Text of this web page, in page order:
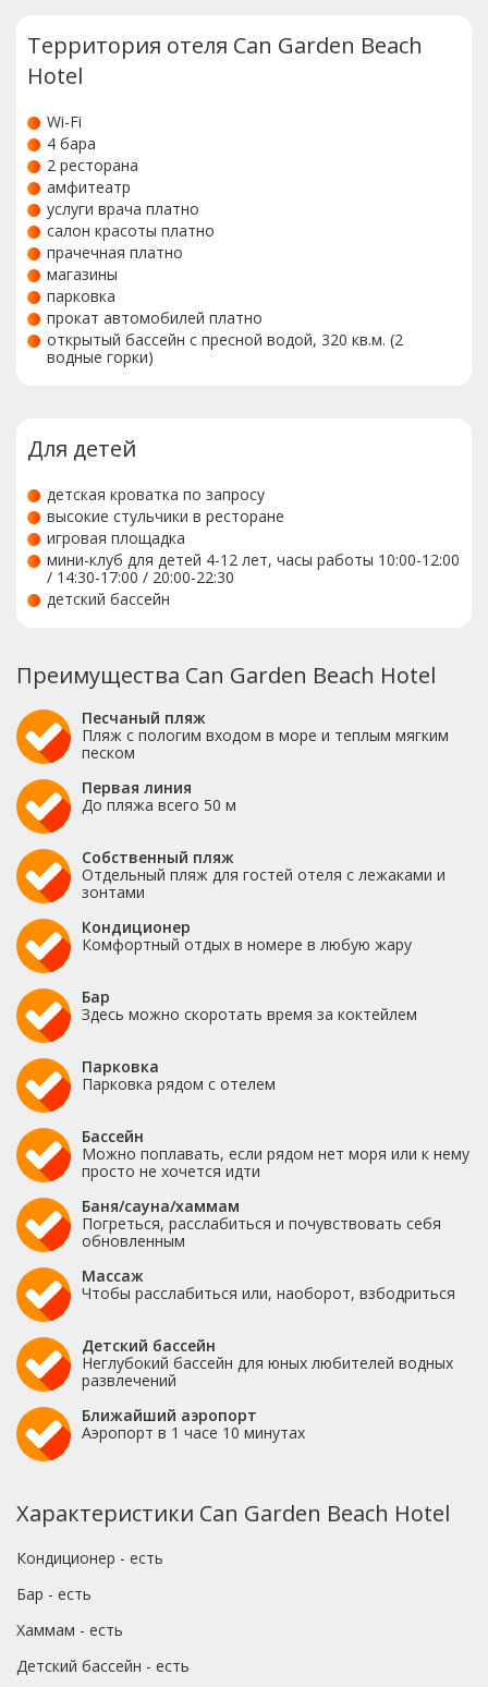
Территория отеля Can Garden Beach
Hotel
Wi-Fi
4 бара
2 ресторана
амфитеатр
услуги врача платно
салон красоты платно
прачечная платно
магазины
парковка
прокат автомобилей платно
открытый бассейн с пресной водой, 320 кв.м. (2
водные горки)
Для детей
детская кроватка по запросу
высокие стульчики в ресторане
игровая площадка
мини-клуб для детей 4-12 лет, часы работы 10:00-12:00
/ 14:30-17:00 / 20:00-22:30
детский бассейн
Преимущества Can Garden Beach Hotel
Песчаный пляж
Пляж с пологим входом в море и теплым мягким
песком
Первая линия
До пляжа всего 50 м
Собственный пляж
Отдельный пляж для гостей отеля с лежаками и
зонтами
Кондиционер
Комфортный отдых в номере в любую жару
Бар
Здесь можно скоротать время за коктейлем
Парковка
Парковка рядом с отелем
Бассейн
Можно поплавать, если рядом нет моря или к нему
просто не хочется идти
Баня/сауна/хаммам
Погреться, расслабиться и почувствовать себя
обновленным
Массаж
Чтобы расслабиться или, наоборот, взбодриться
Детский бассейн
Неглубокий бассейн для юных любителей водных
развлечений
Ближайший аэропорт
Аэропорт в 1 часе 10 минутах
Характеристики Can Garden Beach Hotel
Кондиционер - есть
Бар - есть
Хаммам - есть
Детский бассейн - есть